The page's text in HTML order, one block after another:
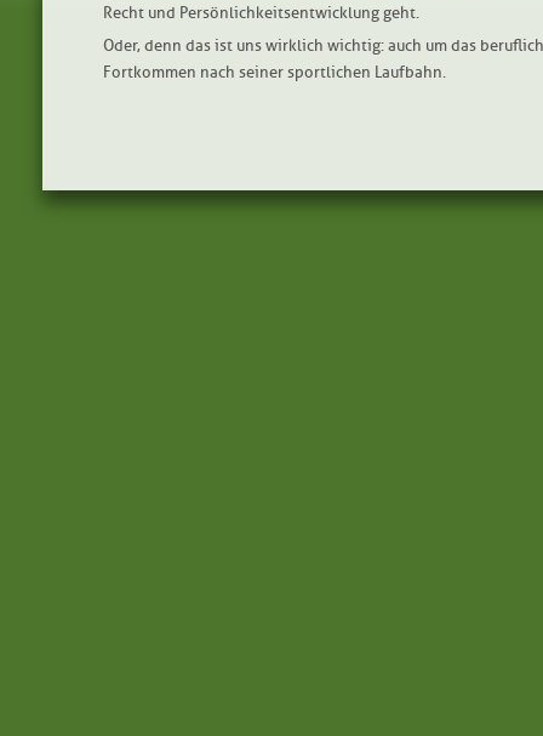
Recht und Persönlichkeitsentwicklung geht.
Oder, denn das ist uns wirklich wichtig: auch um das
Fortkommen nach seiner sportlichen Laufbahn.